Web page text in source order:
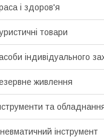
і здоров'я
товари
індивідуального
живлення
та
інструмент